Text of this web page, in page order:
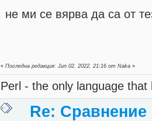
не ми се вярва да са от
«Последна редакция: Jun 02, 2022, 21:16 от Naka »
Perl - the only language
Re: